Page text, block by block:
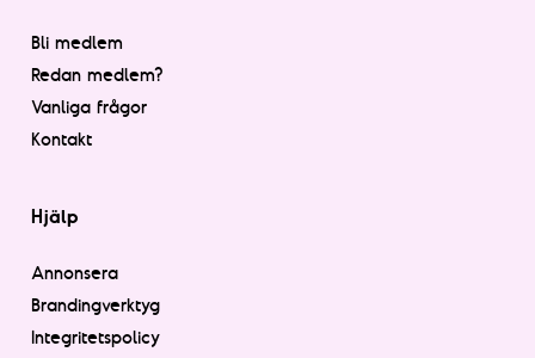
Bli medlem
Redan medlem?
Vanliga frågor
Kontakt
Hjälp
Annonsera
Brandingverktyg
Integritetspolicy